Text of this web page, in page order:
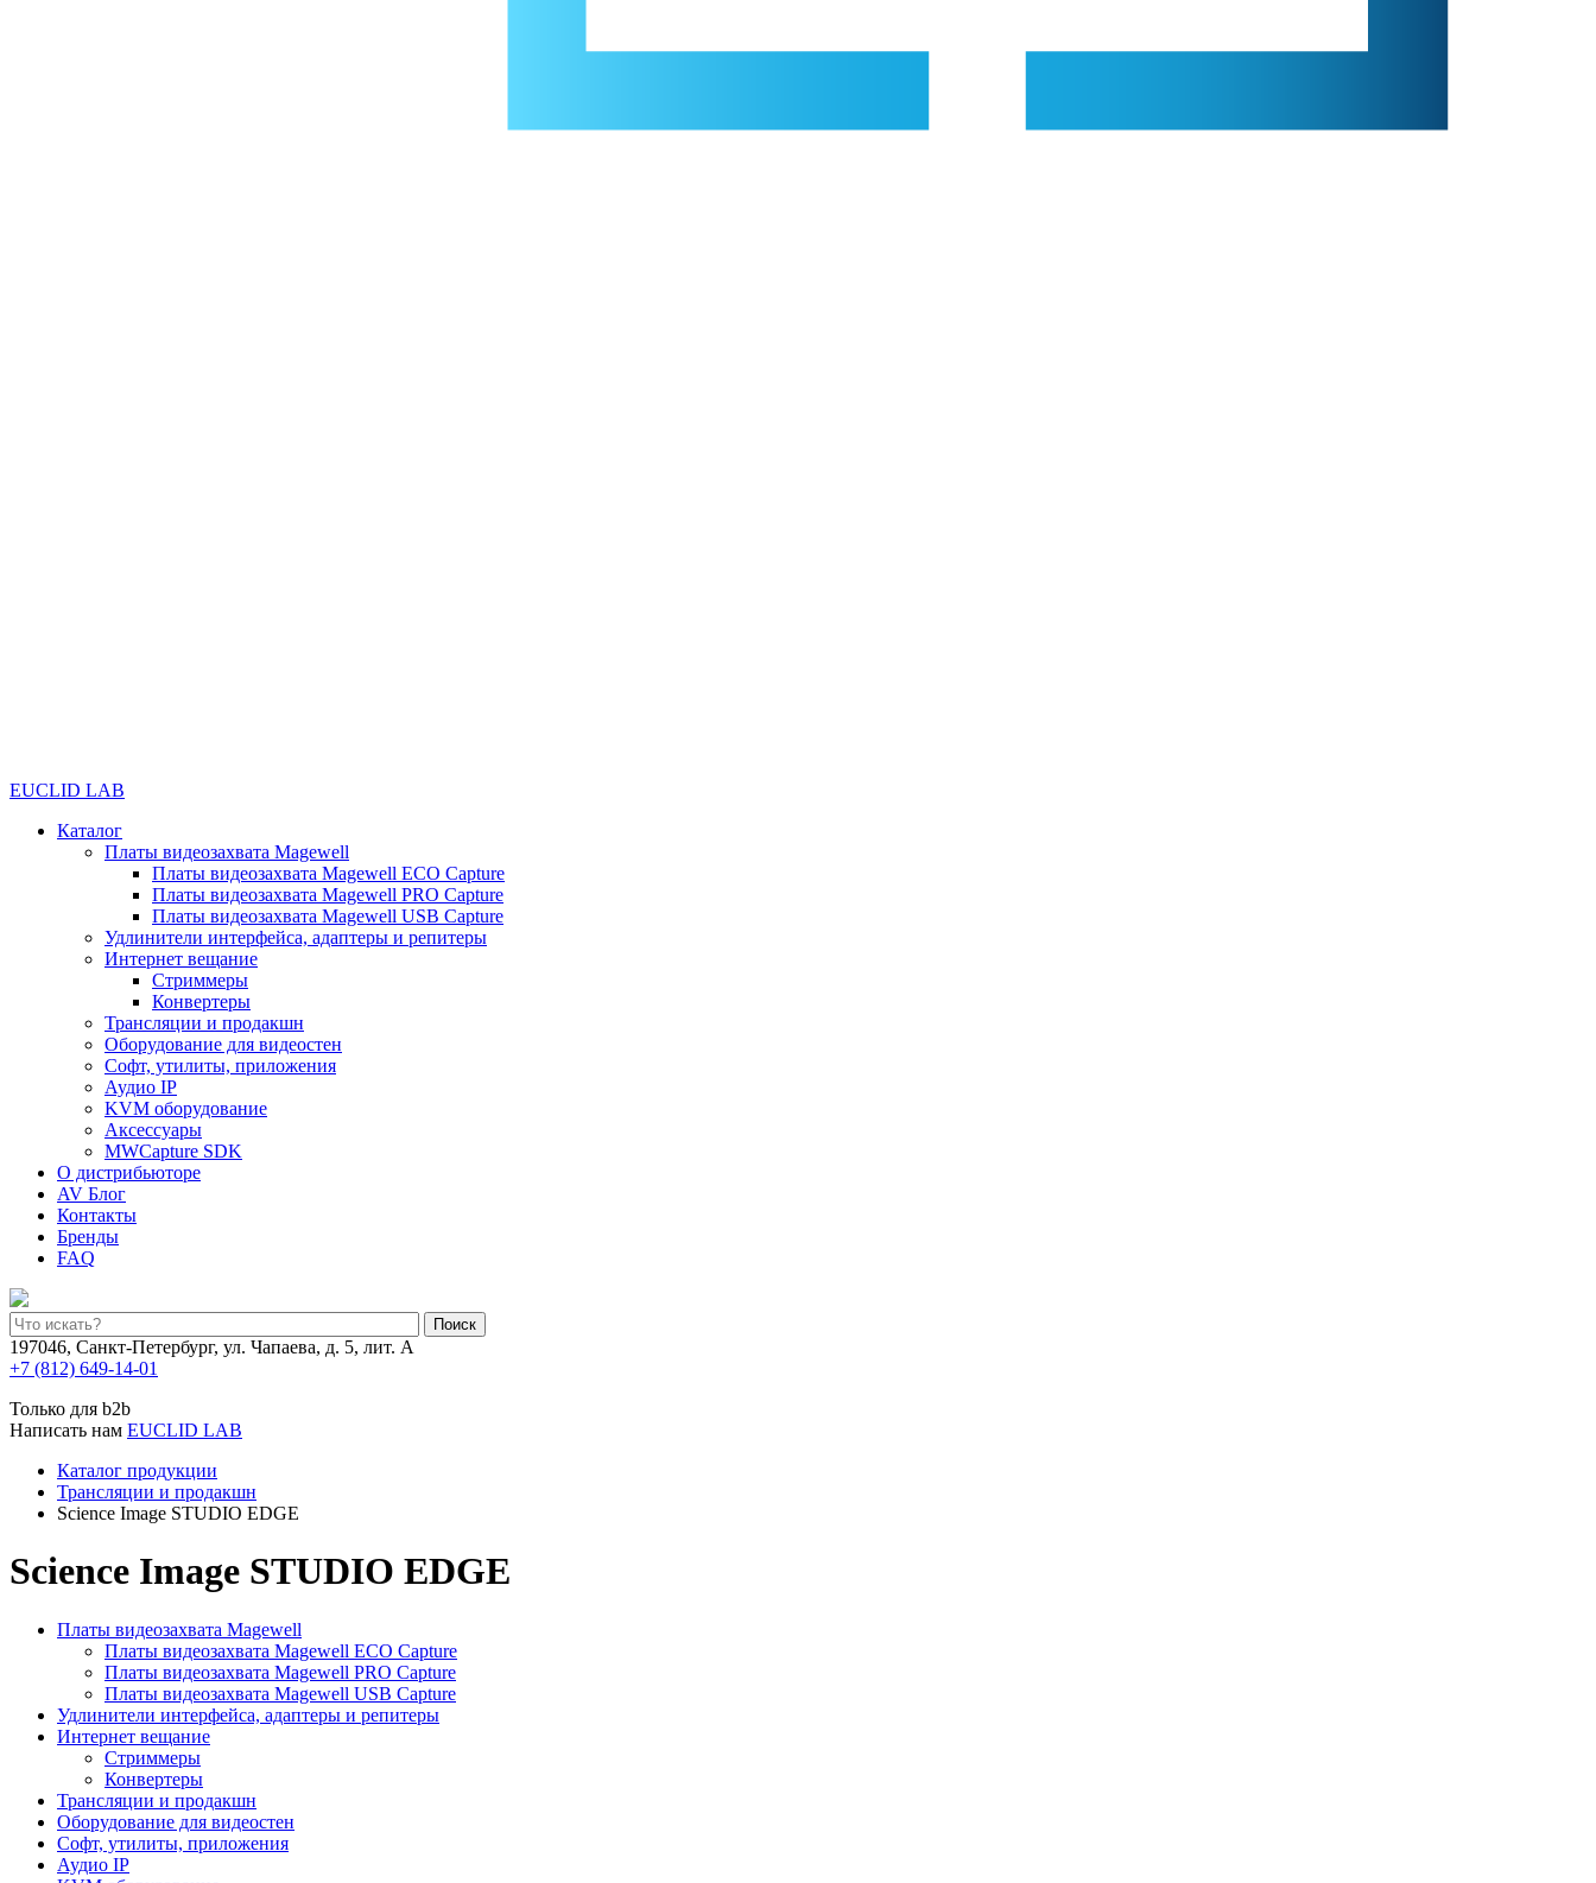
EUCLID LAB
Каталог
Платы видеозахвата Magewell
Платы видеозахвата Magewell ECO Capture
Платы видеозахвата Magewell PRO Capture
Платы видеозахвата Magewell USB Capture
Удлинители интерфейса, адаптеры и репитеры
Интернет вещание
Стриммеры
Конвертеры
Трансляции и продакшн
Оборудование для видеостен
Софт, утилиты, приложения
Аудио IP
KVM оборудование
Аксессуары
MWCapture SDK
О дистрибьюторе
AV Блог
Контакты
Бренды
FAQ
Поиск
197046, Санкт-Петербург, ул. Чапаева, д. 5, лит. А
+7 (812) 649-14-01
Только для b2b
Написать нам EUCLID LAB
Каталог продукции
Трансляции и продакшн
Science Image STUDIO EDGE
Science Image STUDIO EDGE
Платы видеозахвата Magewell
Платы видеозахвата Magewell ECO Capture
Платы видеозахвата Magewell PRO Capture
Платы видеозахвата Magewell USB Capture
Удлинители интерфейса, адаптеры и репитеры
Интернет вещание
Стриммеры
Конвертеры
Трансляции и продакшн
Оборудование для видеостен
Софт, утилиты, приложения
Аудио IP